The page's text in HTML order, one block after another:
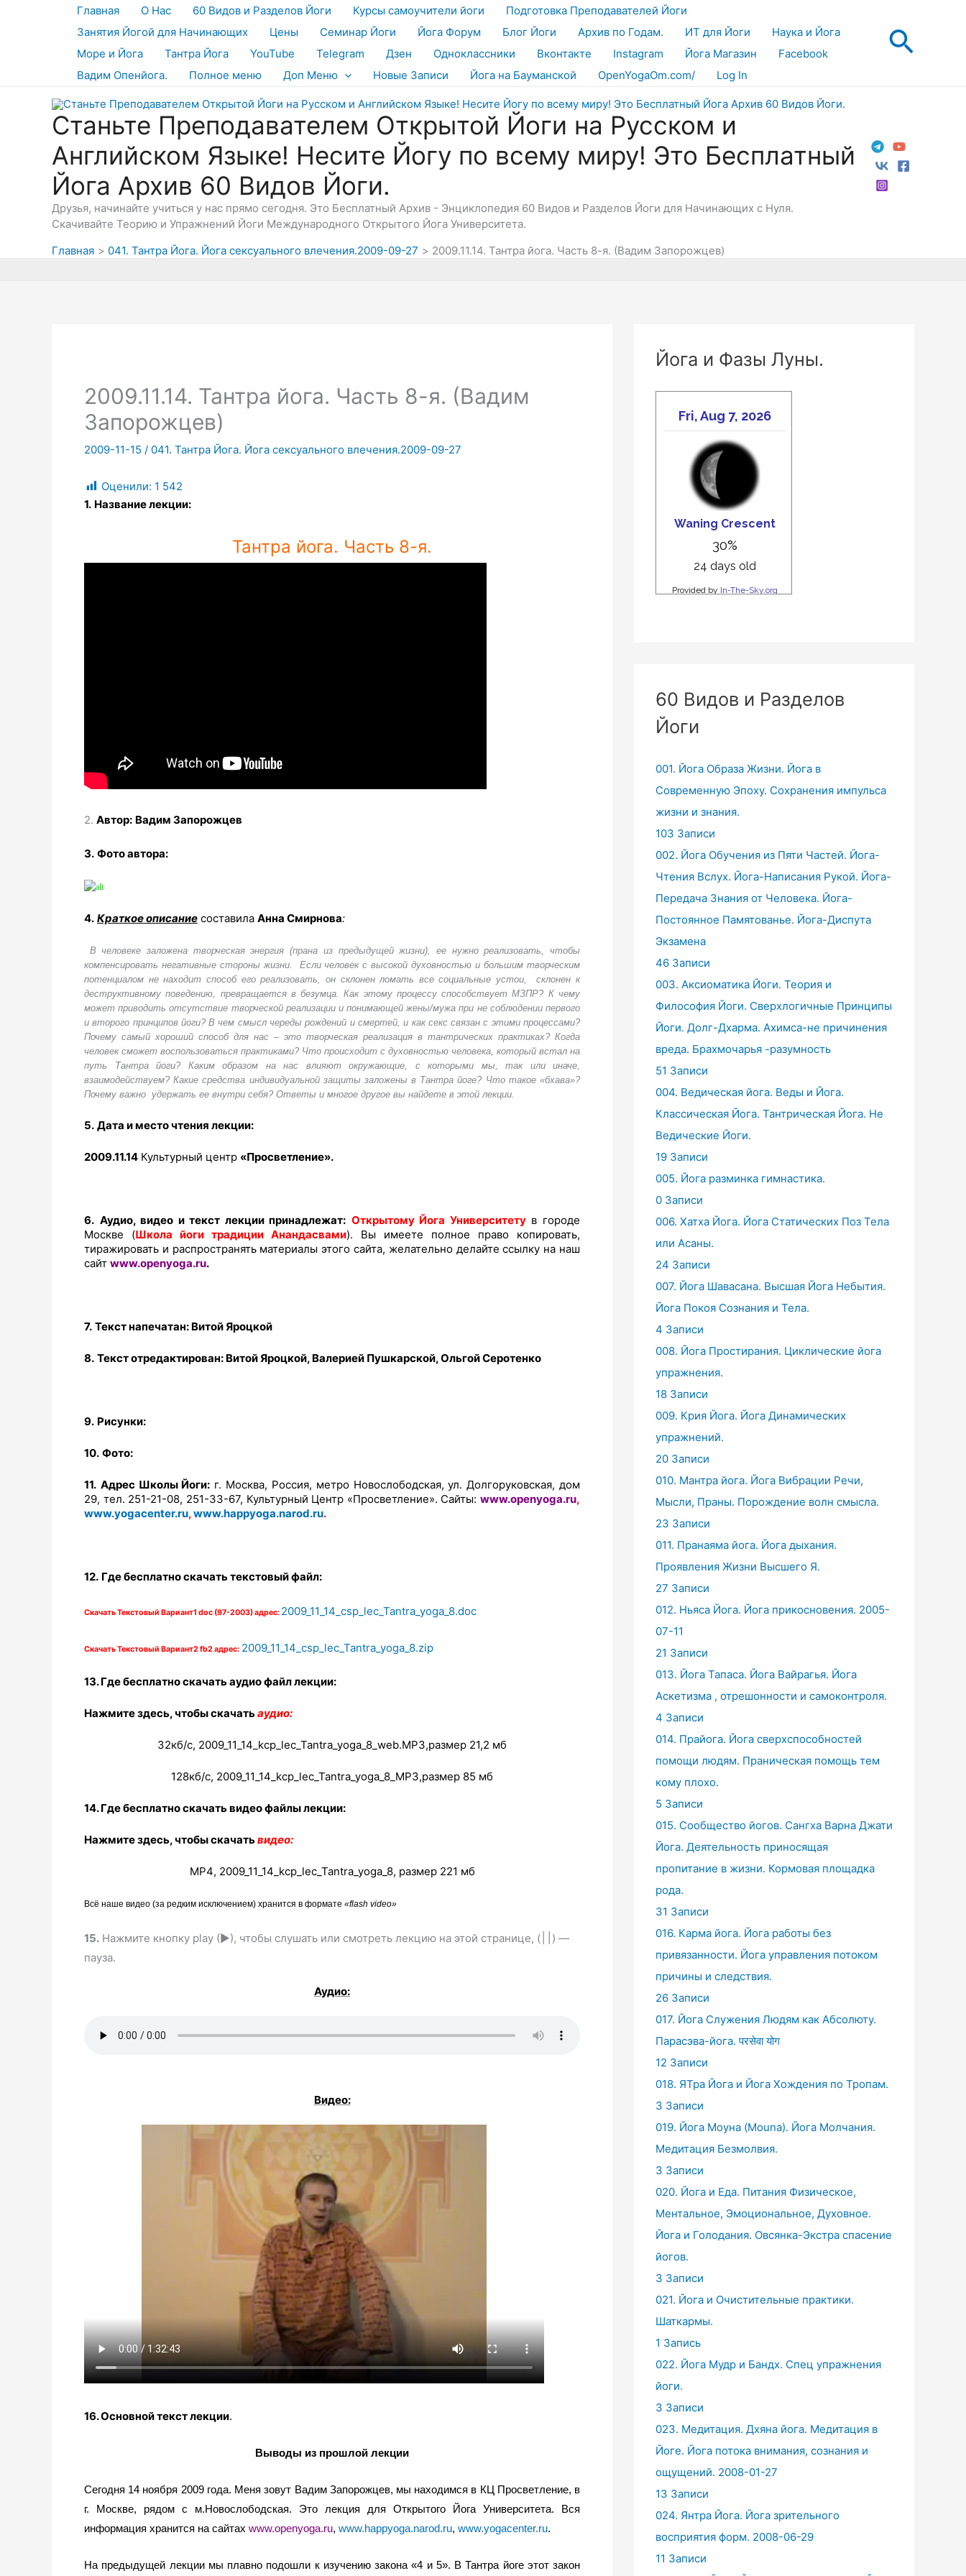
Главная О Нас 60 Видов и Разделов Йоги Курсы самоучители йоги
Подготовка Преподавателей Йоги
Занятия Йогой для Начинающих
Цены Семинар Йоги Йога Форум Блог Йоги Архив по Годам. ИТ для Йоги
Наука и Йога
Море и Йога
Тантра Йога YouTube Telegram Дзен Одноклассники Вконтакте Instagram Йога Магазин
Facebook
Вадим Опенйога.
Полное меню Доп Меню Новые Записи Йога на Бауманской OpenYogaOm.com/ Log In
Станьте Преподавателем Открытой Йоги на Русском и
Английском Языке! Несите Йогу по всему миру! Это Бесплатный
Йога Архив 60 Видов Йоги.
Друзья, начинайте учиться у нас прямо сегодня. Это Бесплатный Архив - Энциклопедия 60 Видов и Разделов Йоги для Начинающих с Нуля.
Скачивайте Теорию и Упражнений Йоги Международного Открытого Йога Университета.
Главная
041. Тантра Йога. Йога сексуального влечения.2009-09-27 2009.11.14. Тантра йога. Часть 8-я. (Вадим Запорожцев)
2009.11.14. Тантра йога. Часть 8-я. (Вадим
Запорожцев)
2009-11-15 / 041. Тантра Йога. Йога сексуального влечения.2009-09-27
Оценили: 1 542
1. Название лекции:
Тантра йога. Часть 8-я.
2. Автор: Вадим Запорожцев
3. Фото автора:
4. Краткое описание составила Анна Смирнова:
В человеке заложена творческая энергия (прана из предыдущей жизни), ее нужно реализовать, чтобы
компенсировать негативные стороны жизни. Если человек с высокой духовностью и большим творческим
потенциалом не находит способ его реализовать, он склонен ломать все социальные устои, склонен к
деструктивному поведению, превращается в безумца. Как этому процессу способствует МЗПР? К чему
может приводить отсутствие творческой реализации и понимающей жены/мужа при не соблюдении первого
и второго принципов йоги? В чем смысл череды рождений и смертей, и как секс связан с этими процессами?
Почему самый хороший способ для нас – это творческая реализация в тантрических практиках? Когда
человек сможет воспользоваться практиками? Что происходит с духовностью человека, который встал на
путь Тантра йоги? Каким образом на нас влияют окружающие, с которыми мы, так или иначе,
взаимодействуем? Какие средства индивидуальной защиты заложены в Тантра йоге? Что такое «бхава»?
Почему важно удержать ее внутри себя? Ответы и многое другое вы найдете в этой лекции.
5. Дата и место чтения лекции:
2009.11.14 Культурный центр «Просветление».
6. Аудио, видео и текст лекции принадлежат: Открытому Йога Университетув городе
Москве (Школа йоги традиции Анандасвами). Вы имеете полное право копировать,
тиражировать и распространять материалы этого сайта, желательно делайте ссылку на наш
сайт www.openyoga.ru.
7. Текст напечатан: Витой Яроцкой
8. Текст отредактирован: Витой Яроцкой, Валерией Пушкарской, Ольгой Серотенко
9. Рисунки:
10. Фото:
11. Адрес Школы Йоги: г. Москва, Россия, метро Новослободская, ул. Долгоруковская, дом
29, тел. 251-21-08, 251-33-67, Культурный Центр «Просветление». Сайты: www.openyoga.ru,
www.yogacenter.ru,www.happyoga.narod.ru.
12. Где бесплатно скачать текстовый файл:
Скачать Текстовый Вариант1 doc (97-2003) адрес: 2009_11_14_csp_lec_Tantra_yoga_8.doc
Скачать Текстовый Вариант2fb2 адрес: 2009_11_14_csp_lec_Tantra_yoga_8.zip
13. Где бесплатно скачать аудио файл лекции:
Нажмите здесь, чтобы скачатьаудио:
32кб/с, 2009_11_14_kcp_lec_Tantra_yoga_8_ web.MP3,размер 21,2 мб
128кб/с, 2009_ 11_14_kcp_lec_Tantra_yoga_8 MP3,размер 85 мб
14. Где бесплатно скачать видео файлы лекции:
Нажмите здесь, чтобы скачатьвидео:
MP4, 2009_ 11_14_kcp_lec_Tantra_yoga_8, размер 221 мб
Всё наше видео (за редким исключением) хранится в формате «flash video»
15. Нажмите кнопку play (►), чтобы слушать или смотреть лекцию на этой странице, (
) —
пауза.
Аудио:
Видео:
16. Основной текст лекции.
Выводы из прошлой лекции
Сегодня 14 ноября 2009 года. Меня зовут Вадим Запорожцев, мы находимся в КЦ Просветление, в
г. Москве, рядом с м.Новослободская. Это лекция для Открытого Йога Университета. Вся
информация хранится на сайтах www.openyoga.ru, www.happyoga.narod.ru, www.yogacenter.ru.
На предыдущей лекции мы плавно подошли к изучению закона «4 и 5». В Тантра йоге этот закон
Йога и Фазы Луны.
60 Видов и Разделов
Йоги
001. Йога Образа Жизни. Йога в
Современную Эпоху. Сохранения импульса
жизни и знания.
103 Записи
002. Йога Обучения из Пяти Частей. Йога-
Чтения Вслух. Йога-Написания Рукой. Йога-
Передача Знания от Человека. Йога-
Постоянное Памятованье. Йога-Диспута
Экзамена
46 Записи
003. Аксиоматика Йоги. Теория и
Философия Йоги. Сверхлогичные Принципы
Йоги. Долг-Дхарма. Ахимса-не причинения
вреда. Брахмочарья -разумность
51 Записи
004. Ведическая йога. Веды и Йога.
Классическая Йога. Тантрическая Йога. Не
Ведические Йоги.
19 Записи
005. Йога разминка гимнастика.
0 Записи
006. Хатха Йога. Йога Статических Поз Тела
или Асаны.
24 Записи
007. Йога Шавасана. Высшая Йога Небытия.
Йога Покоя Сознания и Тела.
4 Записи
008. Йога Простирания. Циклические йога
упражнения.
18 Записи
009. Крия Йога. Йога Динамических
упражнений.
20 Записи
010. Мантра йога. Йога Вибрации Речи,
Мысли, Праны. Порождение волн смысла.
23 Записи
011. Пранаяма йога. Йога дыхания.
Проявления Жизни Высшего Я.
27 Записи
012. Ньяса Йога. Йога прикосновения. 2005-
07-11
21 Записи
013. Йога Тапаса. Йога Вайрагья. Йога
Аскетизма , отрешонности и самоконтроля.
4 Записи
014. Прайога. Йога сверхспособностей
помощи людям. Праническая помощь тем
кому плохо.
5 Записи
015. Сообщество йогов. Сангха Варна Джати
Йога. Деятельность приносящая
пропитание в жизни. Кормовая площадка
рода.
31 Записи
016. Карма йога. Йога работы без
привязанности. Йога управления потоком
причины и следствия.
26 Записи
017. Йога Служения Людям как Абсолюту.
Парасэва-йога. परसेवा योग
12 Записи
018. ЯТра Йога и Йога Хождения по Тропам.
3 Записи
019. Йога Моуна (Mouna). Йога Молчания.
Медитация Безмолвия.
3 Записи
020. Йога и Еда. Питания Физическое,
Ментальное, Эмоциональное, Духовное.
Йога и Голодания. Овсянка-Экстра спасение
йогов.
3 Записи
021. Йога и Очистительные практики.
Шаткармы.
1 Запись
022. Йога Мудр и Бандх. Спец упражнения
йоги.
3 Записи
023. Медитация. Дхяна йога. Медитация в
Йоге. Йога потока внимания, сознания и
ощущений. 2008-01-27
13 Записи
024. Янтра Йога. Йога зрительного
восприятия форм. 2008-06-29
11 Записи